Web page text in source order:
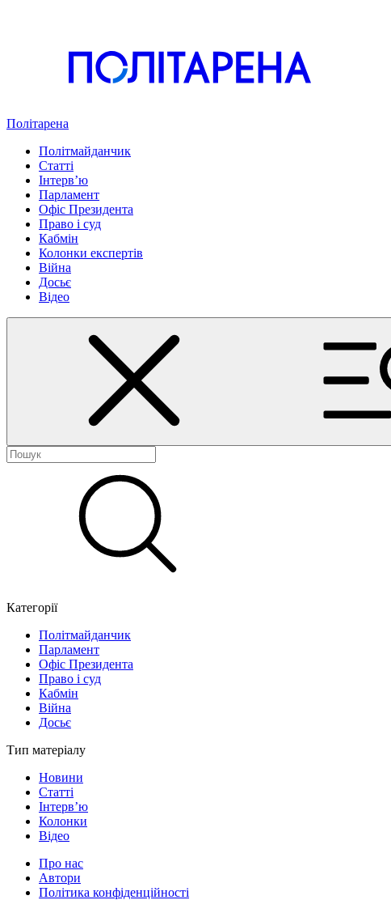
Політарена
Політмайданчик
Статті
Інтервʼю
Парламент
Офіс Президента
Право і суд
Кабмін
Колонки експертів
Війна
Досьє
Відео
Категорії
Політмайданчик
Парламент
Офіс Президента
Право і суд
Кабмін
Війна
Досьє
Тип матеріалу
Новини
Статті
Інтерв’ю
Колонки
Відео
Про нас
Автори
Політика конфіденційності